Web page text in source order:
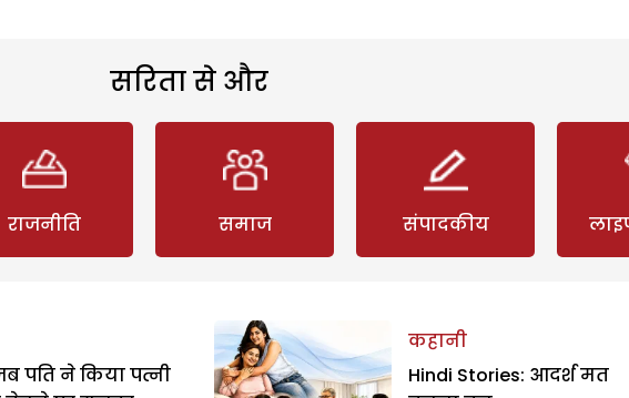
सरिता से और
राजनीति समाज संपादकीय
पति ने किया पत्नी
कहानी
Hindi Stories: आदर्श मत